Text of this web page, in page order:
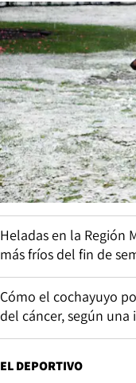
Heladas en la Región
más fríos del fin de
Cómo el cochayuyo
del cáncer, según
EL DEPORTIVO